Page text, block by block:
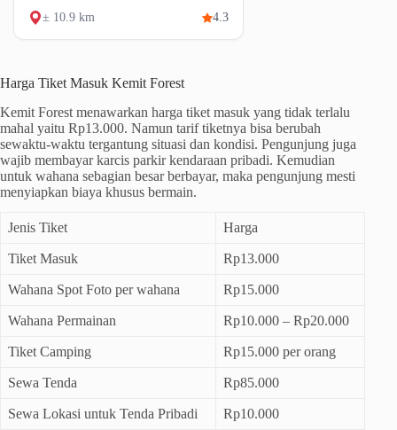
± 10.9 km
4.3
Harga Tiket Masuk Kemit Forest
Kemit Forest menawarkan harga tiket masuk yang tidak terlalu
mahal yaitu Rp13.000. Namun tarif tiketnya bisa berubah
sewaktu-waktu tergantung situasi dan kondisi. Pengunjung juga
wajib membayar karcis parkir kendaraan pribadi. Kemudian
untuk wahana sebagian besar berbayar, maka pengunjung mesti
menyiapkan biaya khusus bermain.
Jenis Tiket Harga
Tiket Masuk Rp13.000
Wahana Spot Foto per wahana Rp15.000
Wahana Permainan Rp10.000 – Rp20.000
Tiket Camping Rp15.000 per orang
Sewa Tenda Rp85.000
Sewa Lokasi untuk Tenda Pribadi Rp10.000